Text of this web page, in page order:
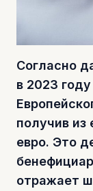
Согласно
в 2023
получив из
евро. Это
отражает